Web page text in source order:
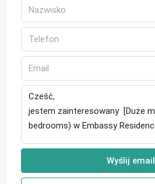
Wyślij email